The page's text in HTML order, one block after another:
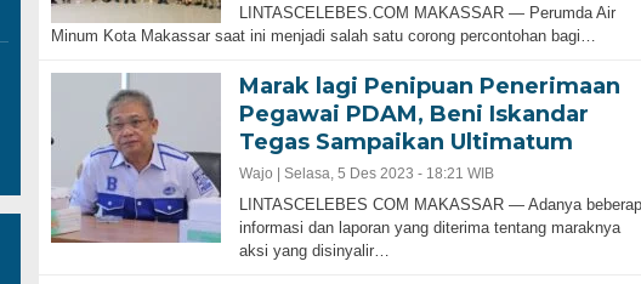
LINTASCELEBES.COM MAKASSAR — Perumda Air
Minum Kota Makassar saat ini menjadi salah satu corong percontohan bagi…
Marak lagi Penipuan Penerimaan
Pegawai PDAM, Beni Iskandar
Tegas Sampaikan Ultimatum
Wajo | Selasa, 5 Des 2023 - 18:21 WIB
LINTASCELEBES COM MAKASSAR — Adanya
informasi dan laporan yang diterima tentang maraknya
aksi yang disinyalir…